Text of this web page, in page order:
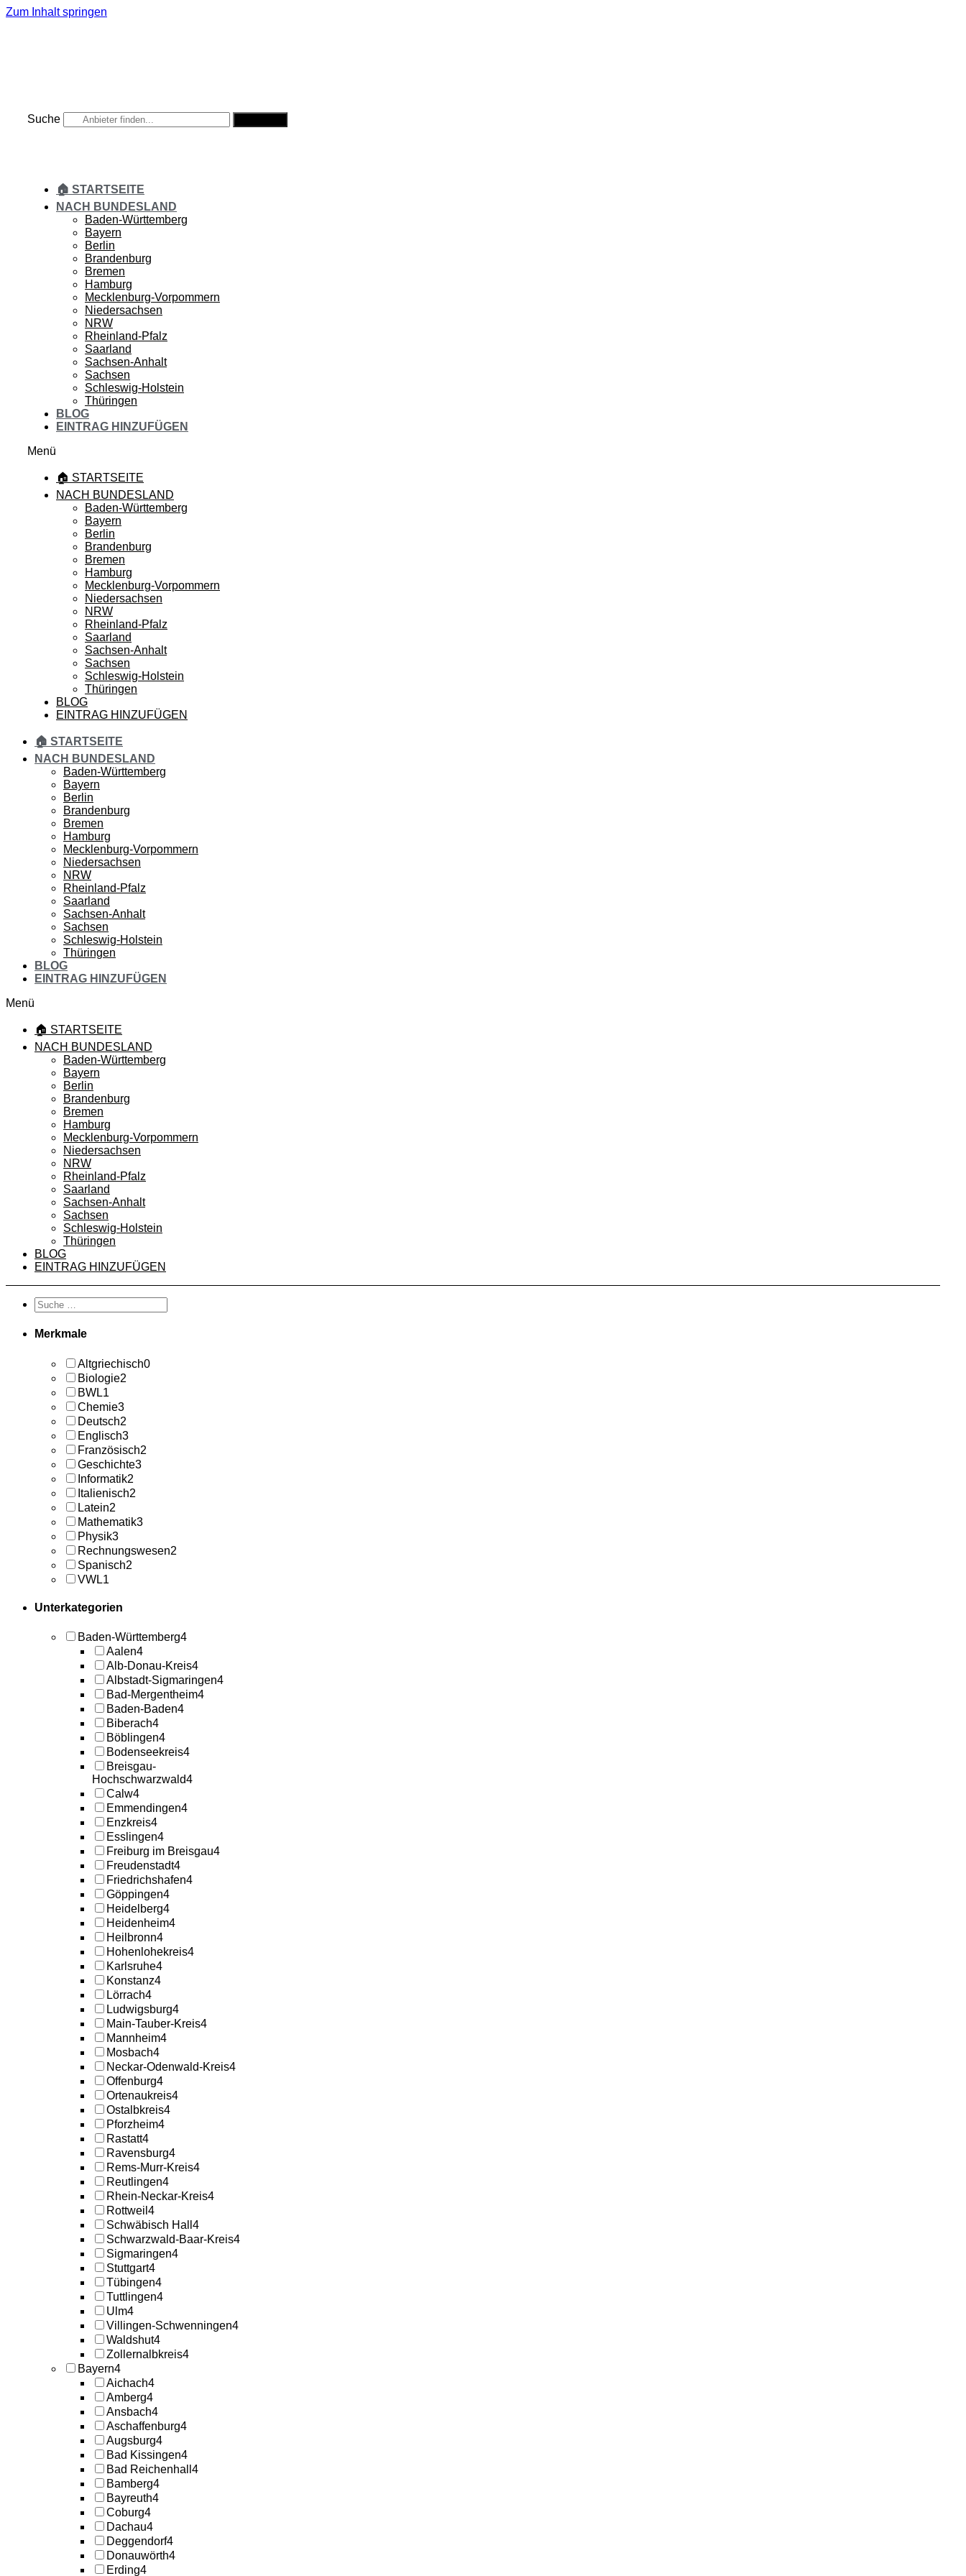
Zum Inhalt springen
Suche
🏠 STARTSEITE
NACH BUNDESLAND
Baden-Württemberg
Bayern
Berlin
Brandenburg
Bremen
Hamburg
Mecklenburg-Vorpommern
Niedersachsen
NRW
Rheinland-Pfalz
Saarland
Sachsen-Anhalt
Sachsen
Schleswig-Holstein
Thüringen
BLOG
EINTRAG HINZUFÜGEN
Menü
🏠 STARTSEITE
NACH BUNDESLAND
Baden-Württemberg
Bayern
Berlin
Brandenburg
Bremen
Hamburg
Mecklenburg-Vorpommern
Niedersachsen
NRW
Rheinland-Pfalz
Saarland
Sachsen-Anhalt
Sachsen
Schleswig-Holstein
Thüringen
BLOG
EINTRAG HINZUFÜGEN
🏠 STARTSEITE
NACH BUNDESLAND
Baden-Württemberg
Bayern
Berlin
Brandenburg
Bremen
Hamburg
Mecklenburg-Vorpommern
Niedersachsen
NRW
Rheinland-Pfalz
Saarland
Sachsen-Anhalt
Sachsen
Schleswig-Holstein
Thüringen
BLOG
EINTRAG HINZUFÜGEN
Menü
🏠 STARTSEITE
NACH BUNDESLAND
Baden-Württemberg
Bayern
Berlin
Brandenburg
Bremen
Hamburg
Mecklenburg-Vorpommern
Niedersachsen
NRW
Rheinland-Pfalz
Saarland
Sachsen-Anhalt
Sachsen
Schleswig-Holstein
Thüringen
BLOG
EINTRAG HINZUFÜGEN
Merkmale
Altgriechisch0
Biologie2
BWL1
Chemie3
Deutsch2
Englisch3
Französisch2
Geschichte3
Informatik2
Italienisch2
Latein2
Mathematik3
Physik3
Rechnungswesen2
Spanisch2
VWL1
Unterkategorien
Baden-Württemberg4
Aalen4
Alb-Donau-Kreis4
Albstadt-Sigmaringen4
Bad-Mergentheim4
Baden-Baden4
Biberach4
Böblingen4
Bodenseekreis4
Breisgau-
Hochschwarzwald4
Calw4
Emmendingen4
Enzkreis4
Esslingen4
Freiburg im Breisgau4
Freudenstadt4
Friedrichshafen4
Göppingen4
Heidelberg4
Heidenheim4
Heilbronn4
Hohenlohekreis4
Karlsruhe4
Konstanz4
Lörrach4
Ludwigsburg4
Main-Tauber-Kreis4
Mannheim4
Mosbach4
Neckar-Odenwald-Kreis4
Offenburg4
Ortenaukreis4
Ostalbkreis4
Pforzheim4
Rastatt4
Ravensburg4
Rems-Murr-Kreis4
Reutlingen4
Rhein-Neckar-Kreis4
Rottweil 4
Schwäbisch Hall 4
Schwarzwald-Baar-Kreis4
Sigmaringen4
Stuttgart4
Tübingen4
Tuttlingen4
Ulm4
Villingen-Schwenningen4
Waldshut4
Zollernalbkreis4
Bayern4
Aichach4
Amberg4
Ansbach4
Aschaffenburg4
Augsburg4
Bad Kissingen4
Bad Reichenhall 4
Bamberg4
Bayreuth4
Coburg4
Dachau4
Deggendorf4
Donauwörth4
Erding4